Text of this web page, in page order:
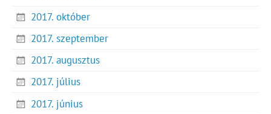
2017. október
2017. szeptember
2017. augusztus
2017. július
2017. június